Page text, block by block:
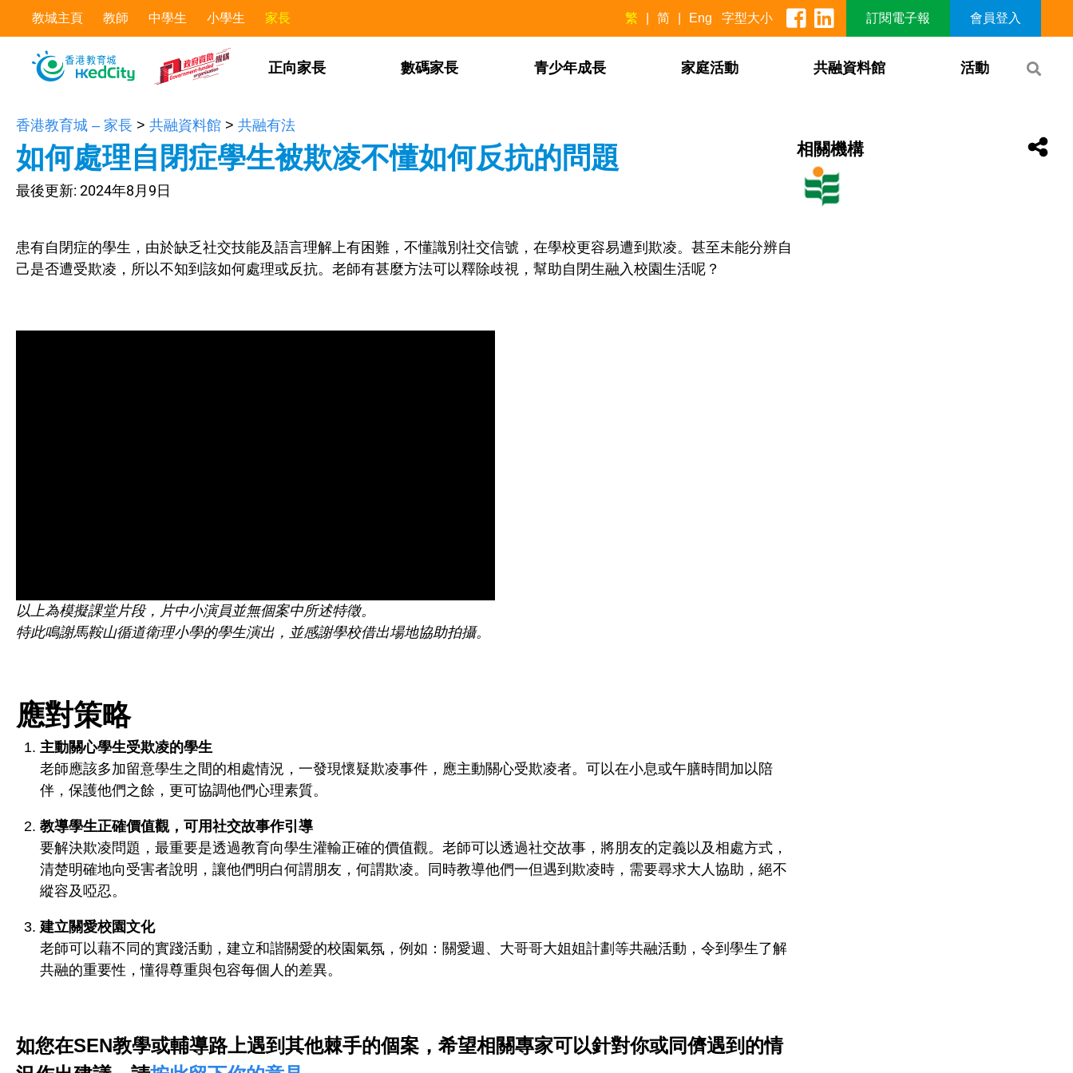
教城主頁 教師 中學生 小學生 家長 繁 简 Eng 字型大小 訂閱電子報 會員登入
正向家長 數碼家長 青少年成長 家庭活動 共融資料館 活動
香港教育城 – 家長 > 共融資料館 > 共融有法
如何處理自閉症學生被欺凌不懂如何反抗的問題
最後更新: 2024年8月9日
患有自閉症的學生，由於缺乏社交技能及語言理解上有困難，不懂識別社交信號，在學校更容易遭到欺凌。甚至未能分辨自
己是否遭受欺凌，所以不知到該如何處理或反抗。老師有甚麼方法可以釋除歧視，幫助自閉生融入校園生活呢？
以上為模擬課堂片段，片中小演員並無個案中所述特徵。
特此鳴謝馬鞍山循道衛理小學的學生演出，並感謝學校借出場地協助拍攝。
應對策略
主動關心學生受欺凌的學生
老師應該多加留意學生之間的相處情況，一發現懷疑欺凌事件，應主動關心受欺凌者。可以在小息或午膳時間加以陪
伴，保護他們之餘，更可協調他們心理素質。
教導學生正確價值觀，可用社交故事作引導
要解決欺凌問題，最重要是透過教育向學生灌輸正確的價值觀。老師可以透過社交故事，將朋友的定義以及相處方式，
清楚明確地向受害者說明，讓他們明白何謂朋友，何謂欺凌。同時教導他們一但遇到欺凌時，需要尋求大人協助，絕不
縱容及啞忍。
建立關愛校園文化
老師可以藉不同的實踐活動，建立和諧關愛的校園氣氛，例如：關愛週、大哥哥大姐姐計劃等共融活動，令到學生了解
共融的重要性，懂得尊重與包容每個人的差異。
如您在SEN教學或輔導路上遇到其他棘手的個案，希望相關專家可以針對你或同儕遇到的情
相關機構